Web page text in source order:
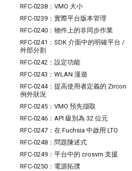
RFC-0238：VMO 大小
RFC-0239：實際平台版本管理
RFC-0240：物件上的非同步作業
RFC-0241：SDK 介面中的明確平台 /
外部分割
RFC-0242：設定功能
RFC-0243：WLAN 漫遊
RFC-0244：提高使用者定義的 Zircon
例外狀況
RFC-0245：VMO 預先擷取
RFC-0246：API 級別為 32 位元
RFC-0247：在 Fuchsia 中啟用 LTO
RFC-0248：問題陳述式
RFC-0249：平台中的 crosvm 支援
RFC-0250：電源拓撲